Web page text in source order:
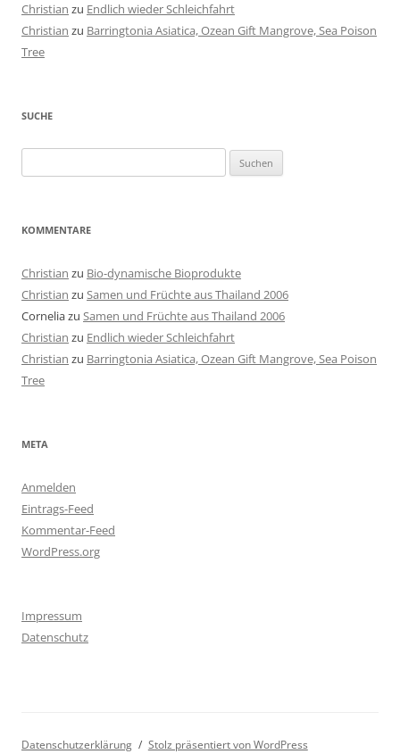
Christian zu Endlich wieder Schleichfahrt
Christian zu Barringtonia Asiatica, Ozean Gift Mangrove, Sea Poison
Tree
SUCHE
nach:
KOMMENTARE
Christian zu Bio-dynamische Bioprodukte
Christian zu Samen und Früchte aus Thailand 2006
Corneliazu Samen und Früchte aus Thailand 2006
Christian zu Endlich wieder Schleichfahrt
Christian zu Barringtonia Asiatica, Ozean Gift Mangrove, Sea Poison
Tree
META
Anmelden
Eintrags-Feed
Kommentar-Feed
WordPress.org
Impressum
Datenschutz
Datenschutzerklärung Stolz präsentiert von WordPress